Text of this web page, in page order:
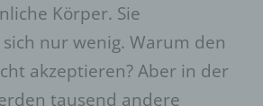
Körper. Sie
nur wenig. Warum den
akzeptieren? Aber in der
tausend andere
jede von der betroffenen
für den bestimmten Fall in